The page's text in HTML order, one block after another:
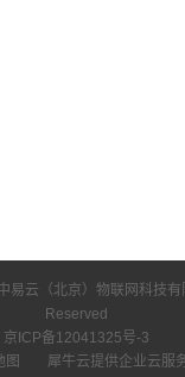
易云（北京）物联网科技有
Reserved
京ICP备12041325号-3
图
犀牛云提供企业云服